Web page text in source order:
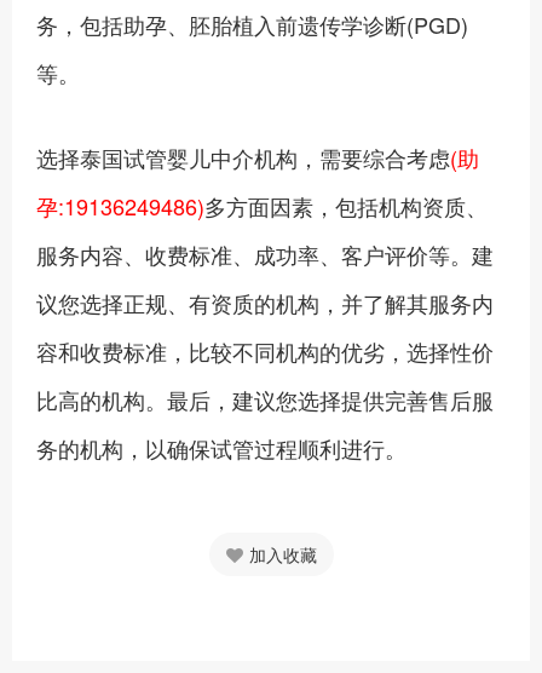
务，包括助孕、胚胎植入前遗传学诊断(PGD)
等。
选择泰国试管婴儿中介机构，需要综合考虑(助
孕:19136249486)多方面因素，包括机构资质、
服务内容、收费标准、成功率、客户评价等。建
议您选择正规、有资质的机构，并了解其服务内
容和收费标准，比较不同机构的优劣，选择性价
比高的机构。最后，建议您选择提供完善售后服
务的机构，以确保试管过程顺利进行。
加入收藏